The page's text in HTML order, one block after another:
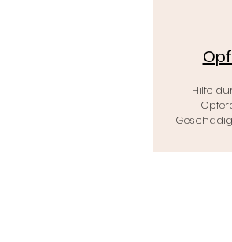
Hilfe